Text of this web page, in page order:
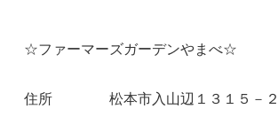
☆ファーマーズガーデンやまべ☆
住所 松本市入山辺１３１５－２